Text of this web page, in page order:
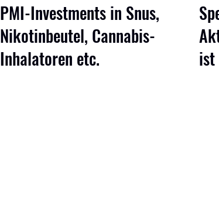
PMI-Investments in Snus,
Nikotinbeutel, Cannabis-
Inhalatoren etc.
ist